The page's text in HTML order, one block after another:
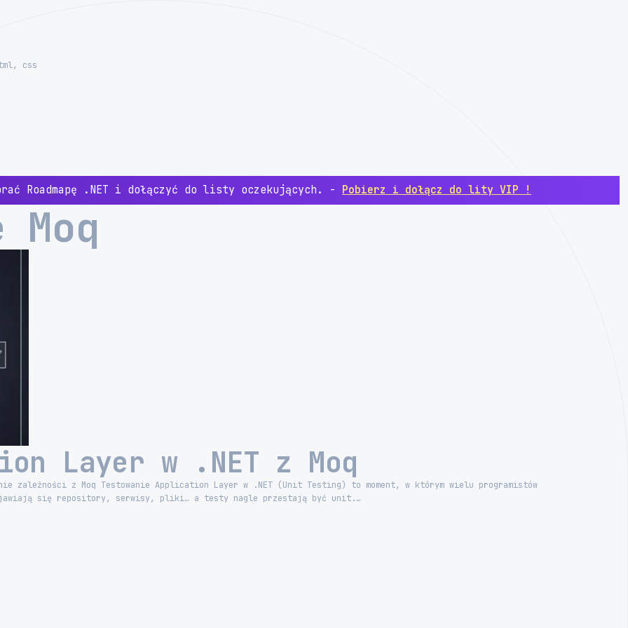
css
Roadmapę .NET i dołączyć do listy oczekujących. - Pobierz i dołącz do lity VIP !
Moq
Layer w .NET z Moq
zależności z Moq Testowanie Application Layer w .NET (Unit Testing) to moment, w którym wielu programistów
się repository, serwisy, pliki… a testy nagle przestają być unit.…